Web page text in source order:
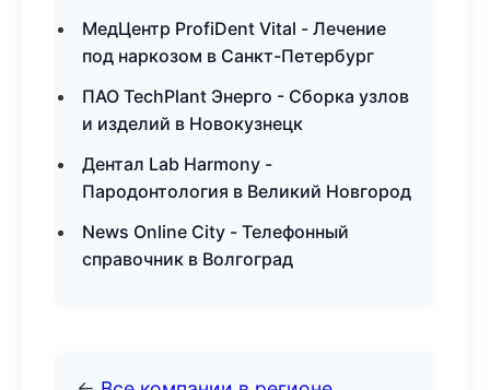
МедЦентр ProfiDent Vital - Лечение
под наркозом в Санкт-Петербург
ПАО TechPlant Энерго - Сборка узлов
и изделий в Новокузнецк
Дентал Lab Harmony -
Пародонтология в Великий Новгород
News Online City - Телефонный
справочник в Волгоград